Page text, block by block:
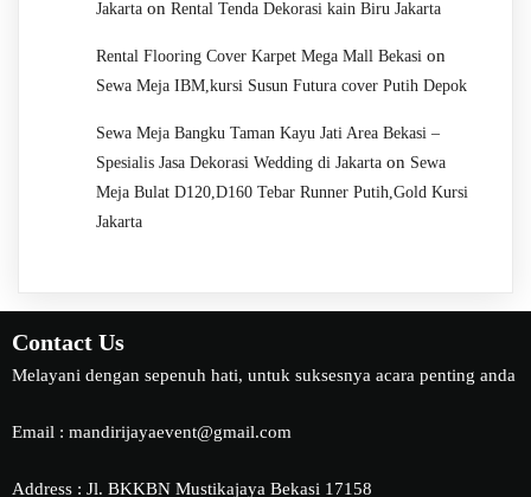
Jakarta on Rental Tenda Dekorasi kain Biru Jakarta
Rental Flooring Cover Karpet Mega Mall Bekasi on
Sewa Meja IBM,kursi Susun Futura cover Putih Depok
Sewa Meja Bangku Taman Kayu Jati Area Bekasi –
Spesialis Jasa Dekorasi Wedding di Jakarta on Sewa
Meja Bulat D120,D160 Tebar Runner Putih,Gold Kursi
Jakarta
Contact Us
Melayani dengan sepenuh hati, untuk suksesnya acara penting anda
Email : mandirijayaevent@gmail.com
Address : Jl. BKKBN Mustikajaya Bekasi 17158